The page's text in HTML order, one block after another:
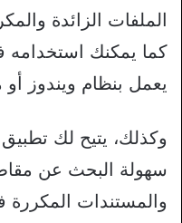
الملفات الزائدة
كما يمكنك استخدامه
يعمل بنظام ويندوز
سهولة البحث عن
والمستندات